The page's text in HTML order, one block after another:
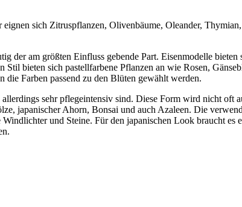
sich Zitruspflanzen, Olivenbäume, Oleander,
der am größten Einfluss gebende Part. Eisenmodelle bieten
bieten sich pastellfarbene Pflanzen an wie Rosen,
Farben passend zu den Blüten gewählt werden.
sehr pflegeintensiv sind. Diese Form wird nicht oft
japanischer Ahorn, Bonsai und auch Azaleen. Die
und Steine. Für den japanischen Look braucht es